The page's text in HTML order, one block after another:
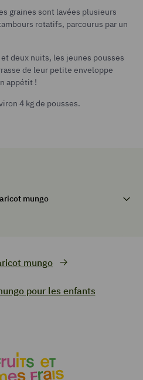
graines sont lavées plusieurs
rotatifs, parcourus par un
deux nuits, les jeunes pousses
de leur petite enveloppe
appétit !
4 kg de pousses.
mungo
pour les enfants
mungo